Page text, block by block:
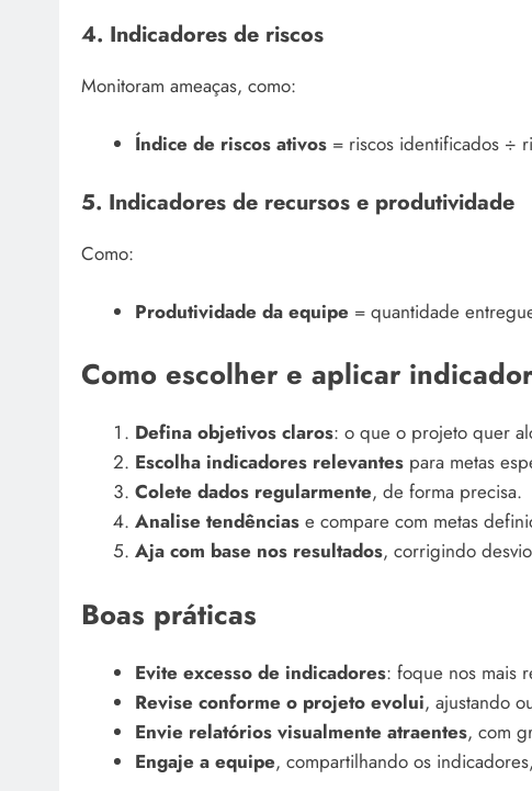
4. Indicadores de riscos
Monitoram ameaças, como:
Índice de riscos ativos= riscos identificados ÷
5. Indicadores de recursos e produtividade
Como:
Produtividade da equipe = quantidade
Como escolher e aplicar
Defina objetivos claros: o que o projeto quer
Escolha indicadores relevantespara metas
Colete dados regularmente, de forma precisa.
Analise tendênciase compare com metas
Aja com base nos resultados, corrigindo
Boas práticas
Evite excesso de indicadores: foque nos mais
Revise conforme o projeto evolui, ajustando
Envie relatórios visualmente atraentes, com
Engaje a equipe, compartilhando os